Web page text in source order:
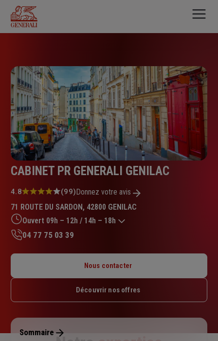
contenu
principal
CABINET PR GENERALI GENILAC
Note
4.8
sur
5
étoiles
4.8 (99)Donnez votre avis
71 ROUTE DU SARDON, 42800 GENILAC
Ouvert 09h – 12h / 14h – 18h
Mardi : 09h – 12h / 14h – 18h
Jeudi : 09h – 12h / 14h – 18h
Dimanche : Fermé
04 77 75 03 39
Nous contacter
Découvrir nos offres
Sommaire